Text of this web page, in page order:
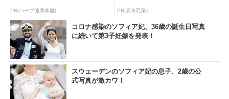
PR(ハーブ健康本舗) PR(森永乳業)
コロナ感染のソフィア妃、36歳の誕生日写真
に続いて第3子妊娠を発表！
スウェーデンのソフィア妃の息子、2歳の公
式写真が激カワ！